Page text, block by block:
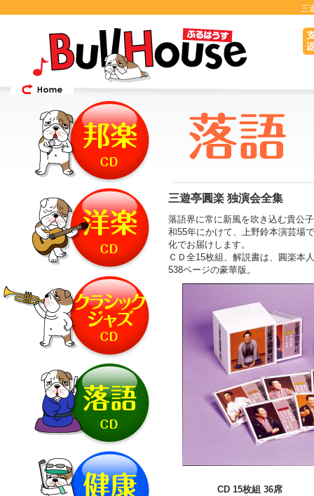
三
三遊亭圓楽 独演会全集
落語界に常に新風を吹き込む貴公
和55年にかけて、上野鈴本演芸場
化でお届けします。
ＣＤ全15枚組、解説書は、圓楽本
538ページの豪華版。
CD 15枚組 36席